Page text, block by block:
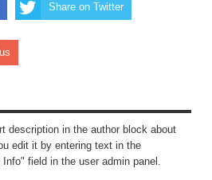
Share on Twitter
description in the author block about
edit it by entering text in the
Info" field in the user admin panel.